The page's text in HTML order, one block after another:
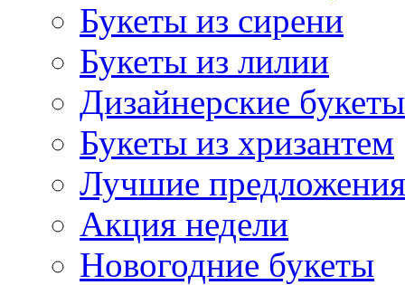
Букеты из сирени
Букеты из лилии
Дизайнерские
Букеты из хризантем
Лучшие предложения
Акция недели
Новогодние букеты